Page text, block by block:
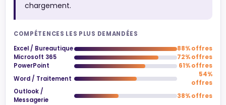
chargement.
COMPÉTENCES LES PLUS DEMANDÉES
Excel / Bureautique
88% offres
Microsoft 365
72% offres
PowerPoint
61% offres
Word / Traitement
54%
offres
Outlook /
Messagerie
38% offres